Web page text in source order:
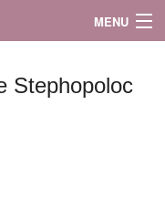
MENU
Stephopoloc